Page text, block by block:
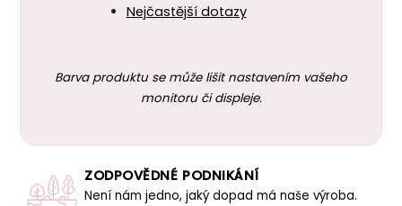
Nejčastější dotazy
Barva produktu se může lišit nastavením vašeho
monitoru či displeje.
ZODPOVĚDNÉ PODNIKÁNÍ
Není nám jedno, jaký dopad má naše výroba.